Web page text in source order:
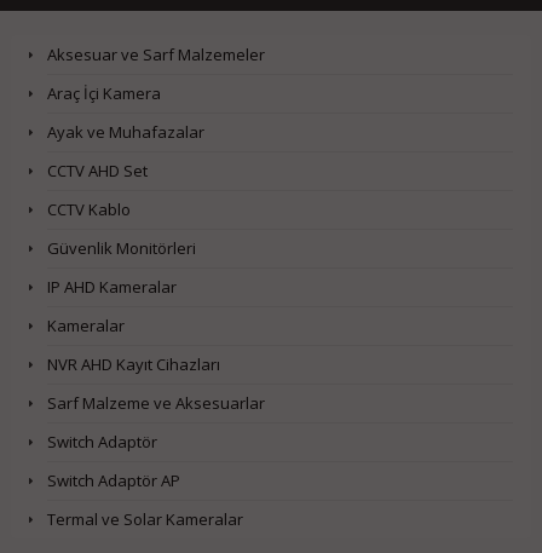
Aksesuar ve Sarf Malzemeler
Araç İçi Kamera
Ayak ve Muhafazalar
CCTV AHD Set
CCTV Kablo
Güvenlik Monitörleri
IP AHD Kameralar
Kameralar
NVR AHD Kayıt Cihazları
Sarf Malzeme ve Aksesuarlar
Switch Adaptör
Switch Adaptör AP
Termal ve Solar Kameralar